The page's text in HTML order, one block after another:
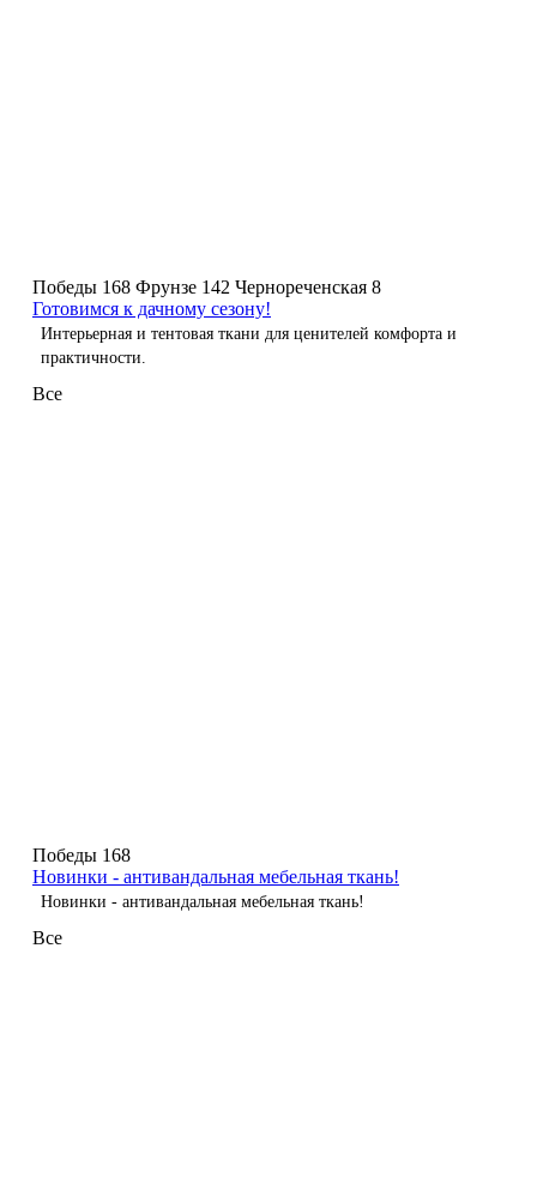
Победы 168 Фрунзе 142 Чернореченская 8
Готовимся к дачному сезону!
Интерьерная и тентовая ткани для ценителей комфорта и
практичности.
Все
Победы 168
Новинки - антивандальная мебельная ткань!
Новинки - антивандальная мебельная ткань!
Все